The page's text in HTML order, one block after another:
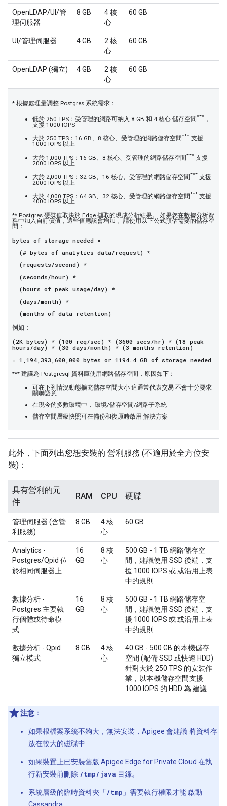
OpenLDAP/UI/管
理伺服器
8 GB
4 核
心
60 GB
UI/管理伺服器 4 GB
2 核
心
60 GB
OpenLDAP (獨立) 4 GB
2 核
心
60 GB
* 根據處理量調整 Postgres 系統需求：
低於 250 TPS：受管理的網路可納入 8 GB 和 4 核心 儲存空間*** ，
支援 1000 IOPS
大於 250 TPS：16 GB、8 核心、受管理的網路儲存空間*** 支援
1000 IOPS 以上
大於 1,000 TPS：16 GB、8 核心、受管理的網路儲存空間*** 支援
2000 IOPS 以上
大於 2,000 TPS：32 GB、16 核心、受管理的網路儲存空間*** 支援
2000 IOPS 以上
大於 4,000 TPS：64 GB、32 核心、受管理的網路儲存空間*** 支援
4000 IOPS 以上
** Postgres 硬碟值取決於 Edge 擷取的現成分析結果。 如果您在數據分析資
料中加入自訂價值，這些值應該會增加 。請使用以下公式預估需要的儲存空
間：
bytes of storage needed =
(# bytes of analytics data/request) *
(requests/second) *
(seconds/hour) *
(hours of peak usage/day) *
(days/month) *
(months of data retention)
例如：
(2K bytes) * (100 req/sec) * (3600 secs/hr) * (18 peak
hours/day) * (30 days/month) * (3 months retention)
= 1,194,393,600,000 bytes or 1194.4 GB of storage needed
*** 建議為 Postgresql 資料庫使用網路儲存空間，原因如下：
可在下列情況動態擴充儲存空間大小 這通常代表交易 不會十分要求
關聯語意
在現今的多數環境中， 環境/儲存空間/網路子系統
儲存空間層級快照可在備份和復原時啟用 解決方案
此外，下面列出您想安裝的 營利服務 (不適用於全方位安
裝)：
具有營利的元
件
RAM CPU 硬碟
管理伺服器 (含營
利服務)
8 GB
4 核
心
60 GB
Analytics -
Postgres/Qpid 位
於相同伺服器上
16
GB
8 核
心
500 GB - 1 TB 網路儲存空
間，建議使用 SSD 後端，支
援 1000 IOPS 或 或沿用上表
中的規則
數據分析 -
Postgres 主要執
行個體或待命模
式
16
GB
8 核
心
500 GB - 1 TB 網路儲存空
間，建議使用 SSD 後端，支
援 1000 IOPS 或 或沿用上表
中的規則
數據分析 - Qpid
獨立模式
8 GB
4 核
心
40 GB - 500 GB 的本機儲存
空間 (配備 SSD 或快速 HDD)
針對大於 250 TPS 的安裝作
業，以本機儲存空間支援
1000 IOPS 的 HDD 為 建議
注意 ：
如果根檔案系統不夠大，無法安裝，Apigee 會建議 將資料存
放在較大的磁碟中
如果裝置上已安裝舊版 Apigee Edge for Private Cloud 在執
行新安裝前刪除 /tmp/java 目錄。
系統層級的臨時資料夾「 /tmp 」需要執行權限才能 啟動